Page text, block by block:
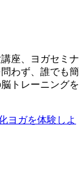
座、ヨガセミナ
わず、誰でも簡
トレーニングを
ヨガを体験しよ